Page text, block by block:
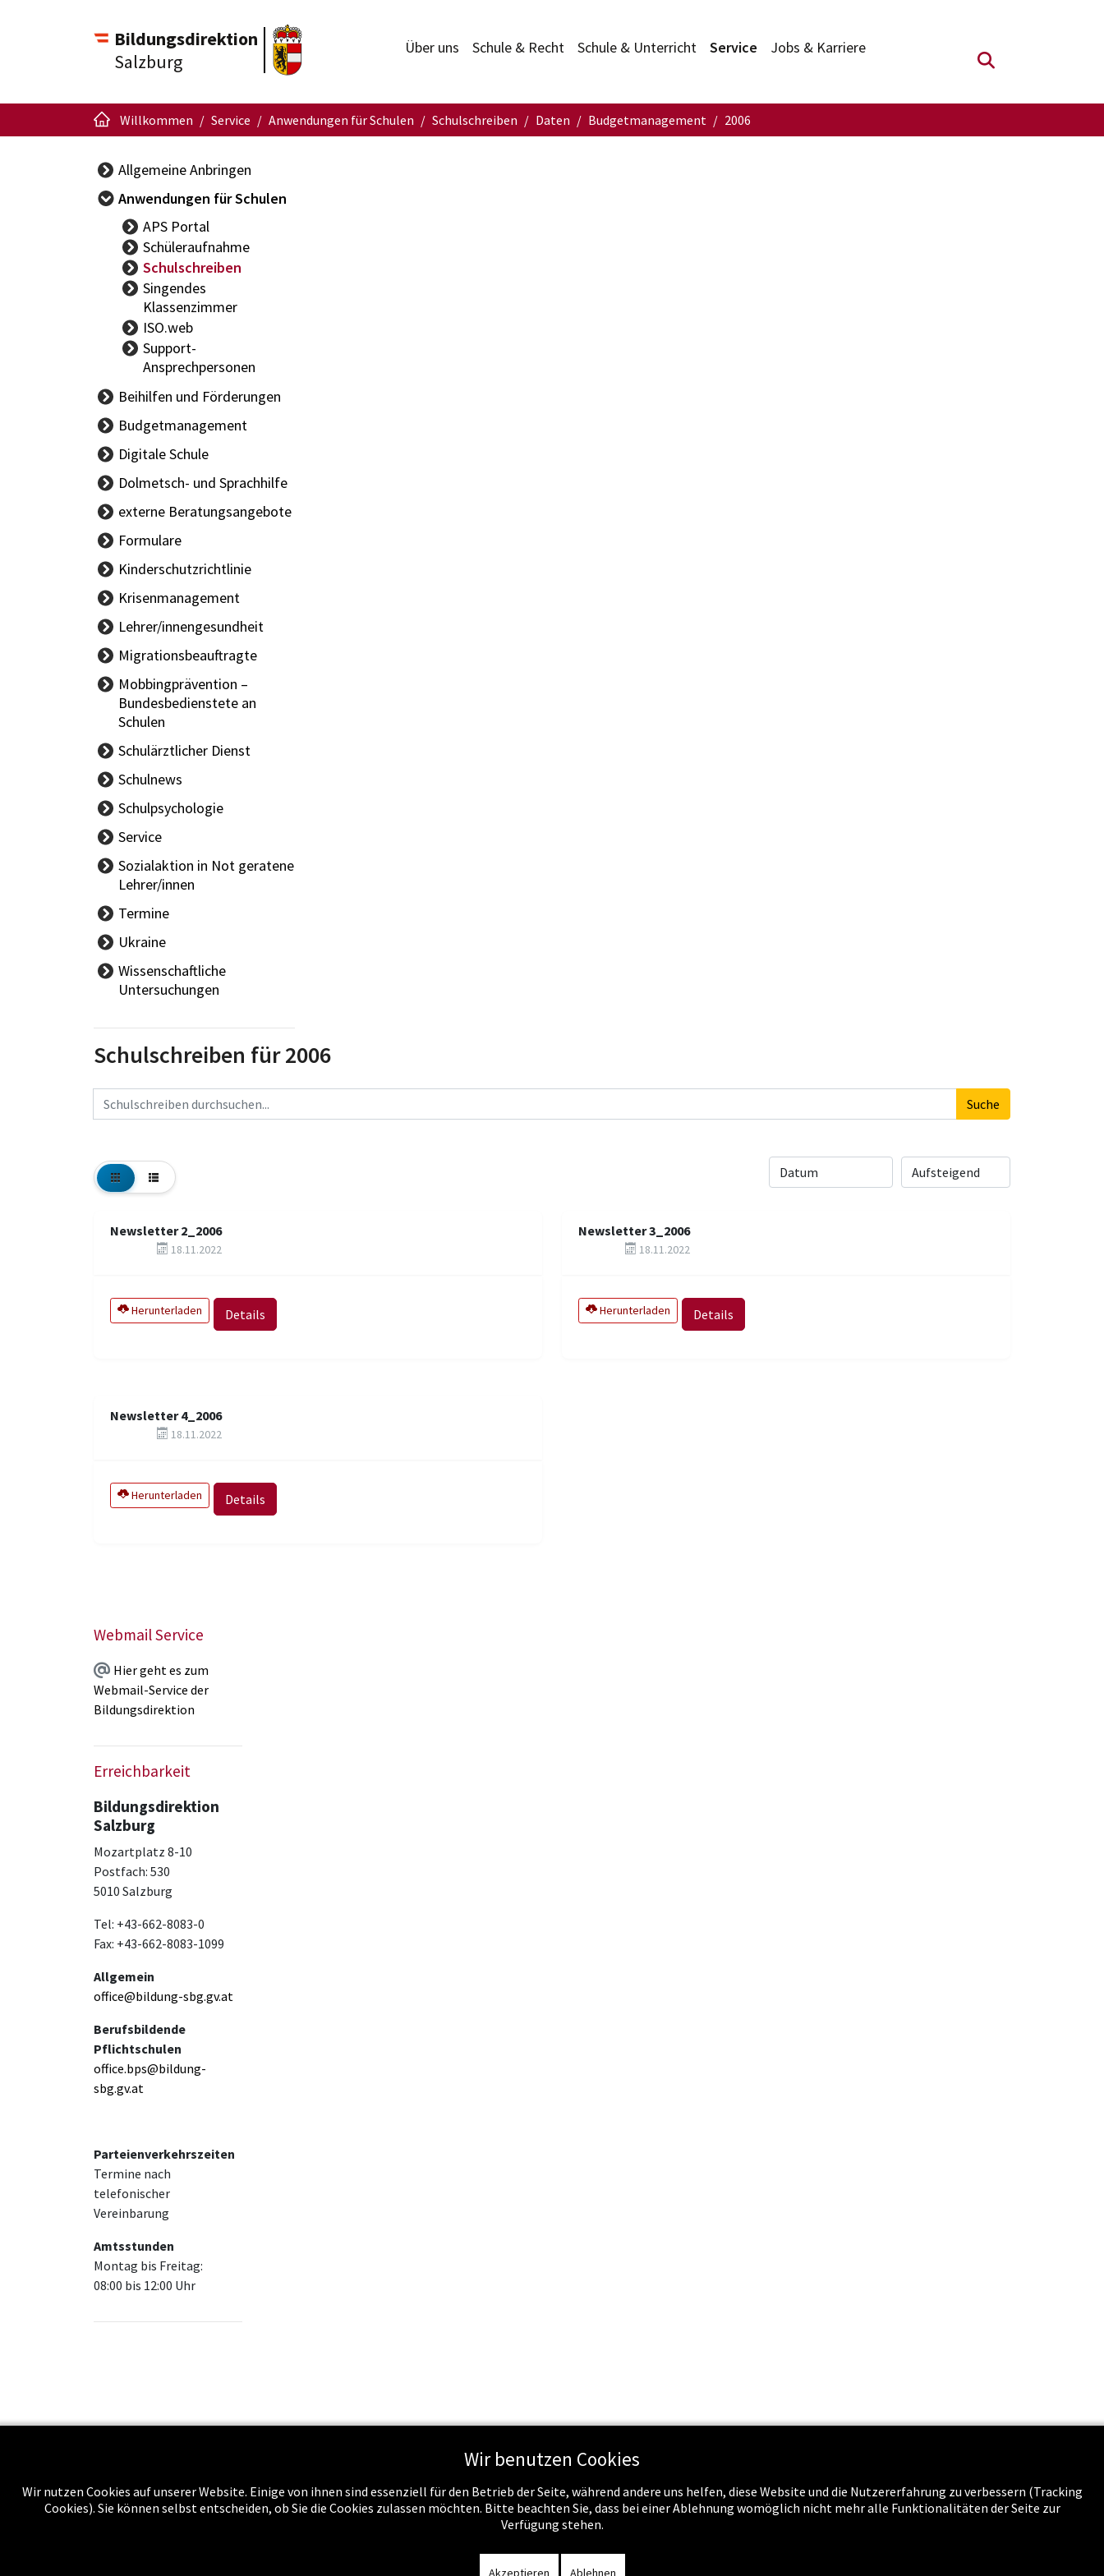
Bildungsdirektion
Salzburg
Über uns Schule & Recht Schule & Unterricht Service Jobs & Karriere
Suchfeld
Willkommen Service Anwendungen für Schulen Schulschreiben Daten Budgetmanagement 2006
Allgemeine Anbringen
Anwendungen für Schulen
APS Portal
Schüleraufnahme
Schulschreiben
Singendes
Klassenzimmer
ISO.web
Support-
Ansprechpersonen
Beihilfen und Förderungen
Budgetmanagement
BBG-
Handbuch Budget
Sachgüterübertragung
Digitale Schule
Dolmetsch- und Sprachhilfe
externe Beratungsangebote
Formulare
Kinderschutzrichtlinie
Krisenmanagement
Lehrer/innengesundheit
LAND Allgemein
BUND Allgemein
Migrationsbeauftragte
Mobbingprävention –
Bundesbedienstete an
Schulen
Schulärztlicher Dienst
Aktuelles -
Schüler/innengesundheit
Gesundheitsförderung
Schulnews
Schulpsychologie
Team
Angebote
KIS
Service
Sozialaktion in Not geratene
Lehrer/innen
Termine
Ferien
Tag der offenen Tür
Schulautonome Tage
Eignungsprüfungen
Elternsprechtage
Reife,- Diplom- und
Abschlussprüfungen
Ukraine
Wissenschaftliche
Untersuchungen
Schulschreiben für 2006
Suchbegriff Suche
Newsletter 2_2006
18.11.2022
Herunterladen Details
Newsletter 3_2006
18.11.2022
Herunterladen Details
Newsletter 4_2006
18.11.2022
Herunterladen Details
Webmail Service
Hier geht es zum
Webmail-Service der
Bildungsdirektion
Erreichbarkeit
Bildungsdirektion
Salzburg
Mozartplatz 8-10
Postfach: 530
5010 Salzburg
Tel: +43-662-8083-0
Fax: +43-662-8083-1099
Allgemein
office@bildung-sbg.gv.at
Berufsbildende
Pflichtschulen
office.bps@bildung-
sbg.gv.at
Parteienverkehrszeiten
Termine nach
telefonischer
Vereinbarung
Amtsstunden
Montag bis Freitag:
08:00 bis 12:00 Uhr
Über uns Schule & Recht Schule & Unterricht Service Jobs & Karriere
Wir benutzen Cookies
Wir nutzen Cookies auf unserer Website. Einige von ihnen sind essenziell für den Betrieb der Seite, während andere uns helfen, diese Website und die Nutzererfahrung zu verbessern (Tracking
Cookies). Sie können selbst entscheiden, ob Sie die Cookies zulassen möchten. Bitte beachten Sie, dass bei einer Ablehnung womöglich nicht mehr alle Funktionalitäten der Seite zur
Verfügung stehen.
Akzeptieren Ablehnen